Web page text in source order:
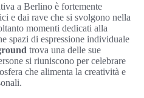
a Berlino è fortemente
e dai rave che si svolgono nella
momenti dedicati alla
spazi di espressione individuale
trova una delle sue
si riuniscono per celebrare
che alimenta la creatività e